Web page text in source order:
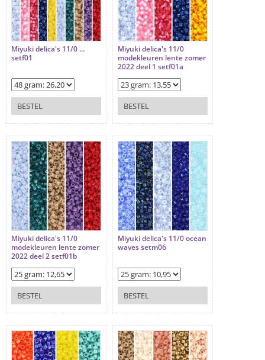
Miyuki delica's 11/0 ...
setf01
BESTEL
Miyuki delica's 11/0
modekleuren lente zomer
2022 deel 1 setf01a
BESTEL
Miyuki delica's 11/0
modekleuren lente zomer
2022 deel 2 setf01b
BESTEL
Miyuki delica's 11/0 ocean
waves setm06
BESTEL